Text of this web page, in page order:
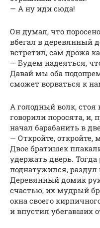
— А ну иди сюда!
Он думал, что
вбегал в деревянный
встретил, сам дрожа
— Будем надеяться,
Давай мы оба
сможет ворваться к
А голодный волк,
говорили поросята,
начал барабанить в
— Откройте, откройте,
Двое братишек
удержать дверь.
поднатужился, раздул
Деревянный домик
счастью, их мудрый
окна своего
и впустил убегавших